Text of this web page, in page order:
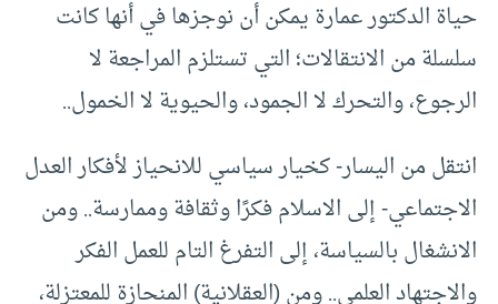
حياة الدكتور عمارة يمكن أن نوجزها في أنها كانت
سلسلة من الانتقالات؛ التي تستلزم المراجعة لا
الرجوع، والتحرك لا الجمود، والحيوية لا الخمول..
انتقل من اليسار- كخيار سياسي للانحياز لأفكار العدل
الاجتماعي- إلى الاسلام فكرًا وثقافة وممارسة.. ومن
الانشغال بالسياسة، إلى التفرغ التام للعمل الفكر
والاجتهاد العلمي.. ومن (العقلانية) المنحازة للمعتزلة،